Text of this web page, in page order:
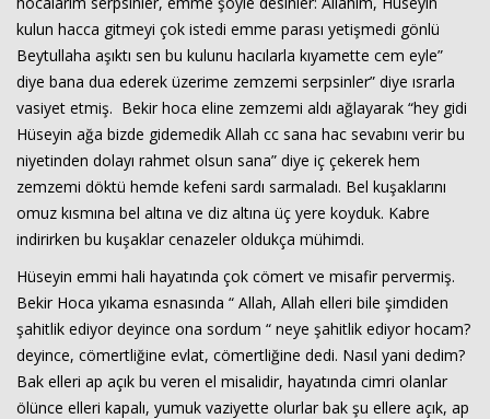
kulun hacca gitmeyi çok istedi emme parası yetişmedi gönlü
Beytullaha aşıktı sen bu kulunu hacılarla kıyamette cem eyle”
diye bana dua ederek üzerime zemzemi serpsinler” diye ısrarla
vasiyet etmiş. Bekir hoca eline zemzemi aldı ağlayarak “hey gidi
Hüseyin ağa bizde gidemedik Allah cc sana hac sevabını verir bu
niyetinden dolayı rahmet olsun sana” diye iç çekerek hem
zemzemi döktü hemde kefeni sardı sarmaladı. Bel kuşaklarını
omuz kısmına bel altına ve diz altına üç yere koyduk. Kabre
indirirken bu kuşaklar cenazeler oldukça mühimdi.
Hüseyin emmi hali hayatında çok cömert ve misafir pervermiş.
Bekir Hoca yıkama esnasında “ Allah, Allah elleri bile şimdiden
şahitlik ediyor deyince ona sordum “ neye şahitlik ediyor hocam?
deyince, cömertliğine evlat, cömertliğine dedi. Nasıl yani dedim?
Bak elleri ap açık bu veren el misalidir, hayatında cimri olanlar
ölünce elleri kapalı, yumuk vaziyette olurlar bak şu ellere açık, ap